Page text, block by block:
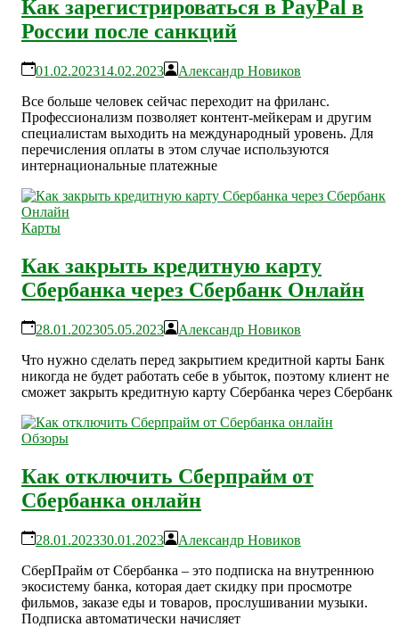
Как зарегистрироваться в PayPal в
России после санкций
01.02.202314.02.2023
Александр Новиков
Все больше человек сейчас переходит на фриланс.
Профессионализм позволяет контент-мейкерам и другим
специалистам выходить на международный уровень. Для
перечисления оплаты в этом случае используются
интернациональные платежные
Карты
Как закрыть кредитную карту
Сбербанка через Сбербанк Онлайн
28.01.202305.05.2023
Александр Новиков
Что нужно сделать перед закрытием кредитной карты Банк
никогда не будет работать себе в убыток, поэтому клиент не
сможет закрыть кредитную карту Сбербанка через Сбербанк
Обзоры
Как отключить Сберпрайм от
Сбербанка онлайн
28.01.202330.01.2023
Александр Новиков
СберПрайм от Сбербанка – это подписка на внутреннюю
экосистему банка, которая дает скидку при просмотре
фильмов, заказе еды и товаров, прослушивании музыки.
Подписка автоматически начисляет